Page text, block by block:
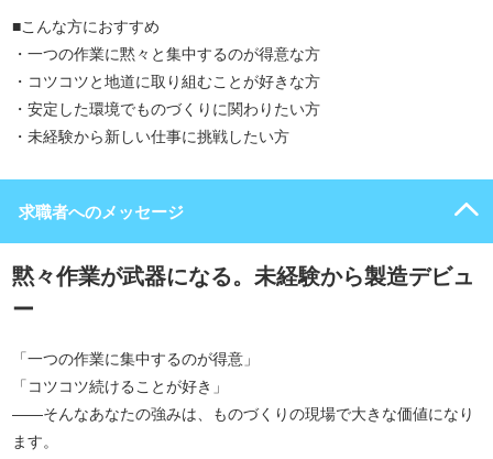
■こんな方におすすめ
・一つの作業に黙々と集中するのが得意な方
・コツコツと地道に取り組むことが好きな方
・安定した環境でものづくりに関わりたい方
・未経験から新しい仕事に挑戦したい方
求職者へのメッセージ
黙々作業が武器になる。未経験から製造デビュ
ー
「一つの作業に集中するのが得意」
「コツコツ続けることが好き」
――そんなあなたの強みは、ものづくりの現場で大きな価値になり
ます。